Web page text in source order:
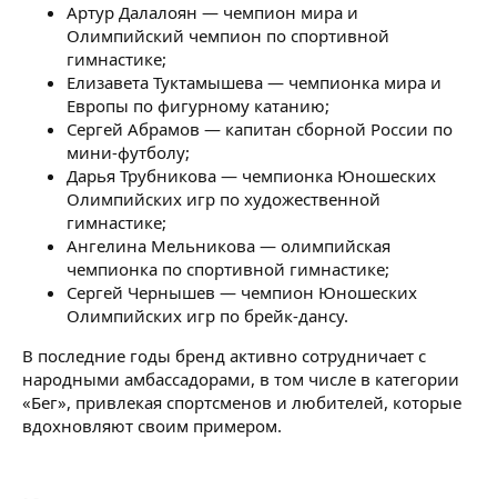
Артур Далалоян — чемпион мира и
Олимпийский чемпион по спортивной
гимнастике;
Елизавета Туктамышева — чемпионка мира и
Европы по фигурному катанию;
Сергей Абрамов — капитан сборной России по
мини-футболу;
Дарья Трубникова — чемпионка Юношеских
Олимпийских игр по художественной
гимнастике;
Ангелина Мельникова — олимпийская
чемпионка по спортивной гимнастике;
Сергей Чернышев — чемпион Юношеских
Олимпийских игр по брейк-дансу.
В последние годы бренд активно сотрудничает с
народными амбассадорами, в том числе в категории
«Бег», привлекая спортсменов и любителей, которые
вдохновляют своим примером.